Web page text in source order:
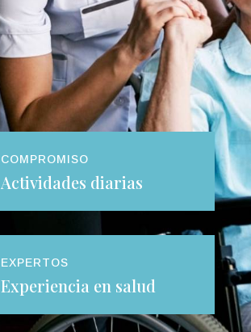
COMPROMISO
Actividades diarias
EXPERTOS
Experiencia en salud